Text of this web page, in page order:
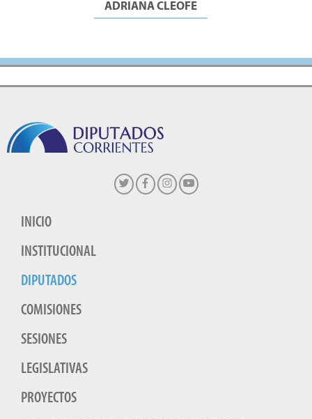
ADRIANA CLEOFE
INICIO
INSTITUCIONAL
DIPUTADOS
COMISIONES
SESIONES
LEGISLATIVAS
PROYECTOS